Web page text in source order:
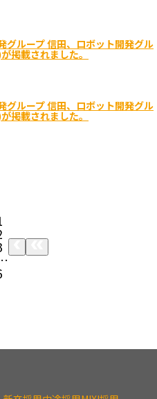
ループ 信田、ロボット開発グル
掲載されました。
ループ 信田、ロボット開発グル
掲載されました。